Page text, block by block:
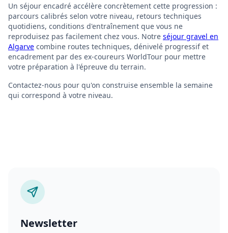
Un séjour encadré accélère concrètement cette progression :
parcours calibrés selon votre niveau, retours techniques
quotidiens, conditions d'entraînement que vous ne
reproduisez pas facilement chez vous. Notre séjour gravel en
Algarve combine routes techniques, dénivelé progressif et
encadrement par des ex-coureurs WorldTour pour mettre
votre préparation à l'épreuve du terrain.
Contactez-nous pour qu'on construise ensemble la semaine
qui correspond à votre niveau.
Newsletter